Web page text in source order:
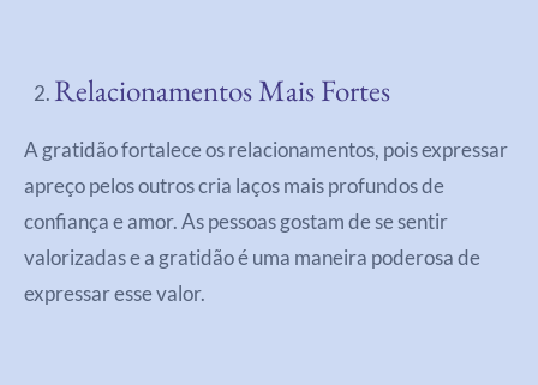
Relacionamentos Mais Fortes
A gratidão fortalece os relacionamentos, pois expressar
apreço pelos outros cria laços mais profundos de
confiança e amor. As pessoas gostam de se sentir
valorizadas e a gratidão é uma maneira poderosa de
expressar esse valor.